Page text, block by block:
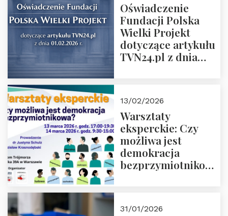
Oświadczenie
Fundacji Polska
Wielki Projekt
dotyczące artykułu
TVN24.pl z dnia
13/02/2026
Warsztaty
eksperckie: Czy
możliwa jest
demokracja
bezprzymiotnikowa?
31/01/2026